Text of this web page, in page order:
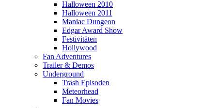
Halloween 2010
Halloween 2011
Maniac Dungeon
Edgar Award Show
Festivitäten
Hollywood
Fan Adventures
Trailer & Demos
Underground
Trash Episoden
Meteorhead
Fan Movies